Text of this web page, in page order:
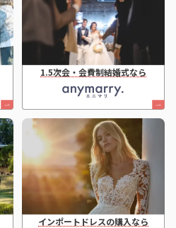
1.5次会・会費制結婚式なら
インポートドレスの購入なら